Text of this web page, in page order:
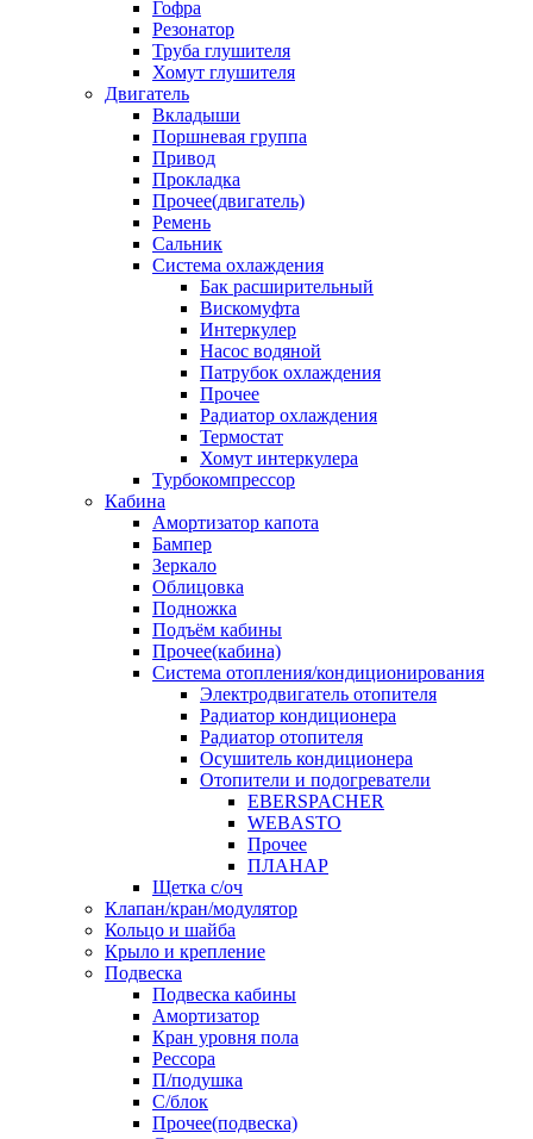
Гофра
Резонатор
Труба глушителя
Хомут глушителя
Двигатель
Вкладыши
Поршневая группа
Привод
Прокладка
Прочее(двигатель)
Ремень
Сальник
Система охлаждения
Бак расширительный
Вискомуфта
Интеркулер
Насос водяной
Патрубок охлаждения
Прочее
Радиатор охлаждения
Термостат
Хомут интеркулера
Турбокомпрессор
Кабина
Амортизатор капота
Бампер
Зеркало
Облицовка
Подножка
Подъём кабины
Прочее(кабина)
Система отопления/кондиционирования
Электродвигатель отопителя
Радиатор кондиционера
Радиатор отопителя
Осушитель кондиционера
Отопители и подогреватели
EBERSPACHER
WEBASTO
Прочее
ПЛАНАР
Щетка с/оч
Клапан/кран/модулятор
Кольцо и шайба
Крыло и крепление
Подвеска
Подвеска кабины
Амортизатор
Кран уровня пола
Рессора
П/подушка
С/блок
Прочее(подвеска)